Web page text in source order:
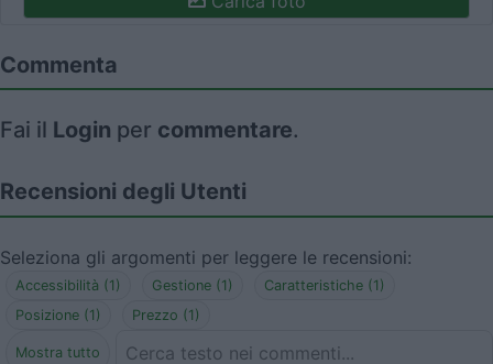
Commenta
Fai il Login per commentare.
Recensioni degli Utenti
Seleziona gli argomenti per leggere le recensioni:
Accessibilità (1) Gestione (1)
Caratteristiche (1)
Posizione (1)
Prezzo (1)
Mostra tutto